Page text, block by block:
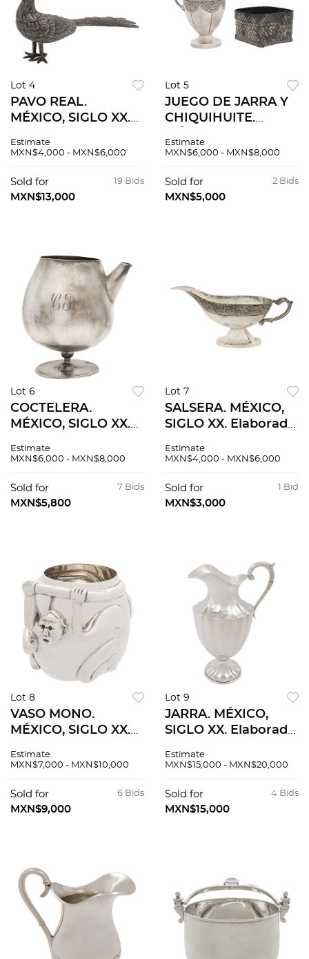
Lot 4
PAVO REAL.
MÉXICO, SIGLO XX.
TANE, Sterling, ley
pavo real con
incrustaciones de
Estimate
MXN$4,000 - MXN$6,000
19 Bids
Sold for
MXN$13,000
Lot 5
JUEGO DE JARRA Y
CHIQUIHUITE.
Elaborados en plata,
uno en MACIEL y
otro en TANE. 408.03
Estimate
MXN$6,000 - MXN$8,000
2 Bids
Sold for
MXN$5,000
Lot 6
COCTELERA.
MÉXICO, SIGLO XX.
WILLEM SPRATLING,
Peso 447 g.
Estimate
MXN$6,000 - MXN$8,000
7 Bids
Sold for
MXN$5,800
Lot 7
SALSERA. MÉXICO,
SIGLO XX. Elaborada
Sterling, ley 0.925.
motivos vegetales y
detalles
Estimate
MXN$4,000 - MXN$6,000
1 Bid
Sold for
MXN$3,000
Lot 8
VASO MONO.
MÉXICO, SIGLO XX.
Sterling, ley 0.925 a
Peso: 611 g. 10 cm de
altura.
Estimate
MXN$7,000 - MXN$10,000
6 Bids
Sold for
MXN$9,000
Lot 9
JARRA. MÉXICO,
SIGLO XX. Elaborada
Sterling, ley 0.925.
Estimate
MXN$15,000 - MXN$20,000
4 Bids
Sold for
MXN$15,000